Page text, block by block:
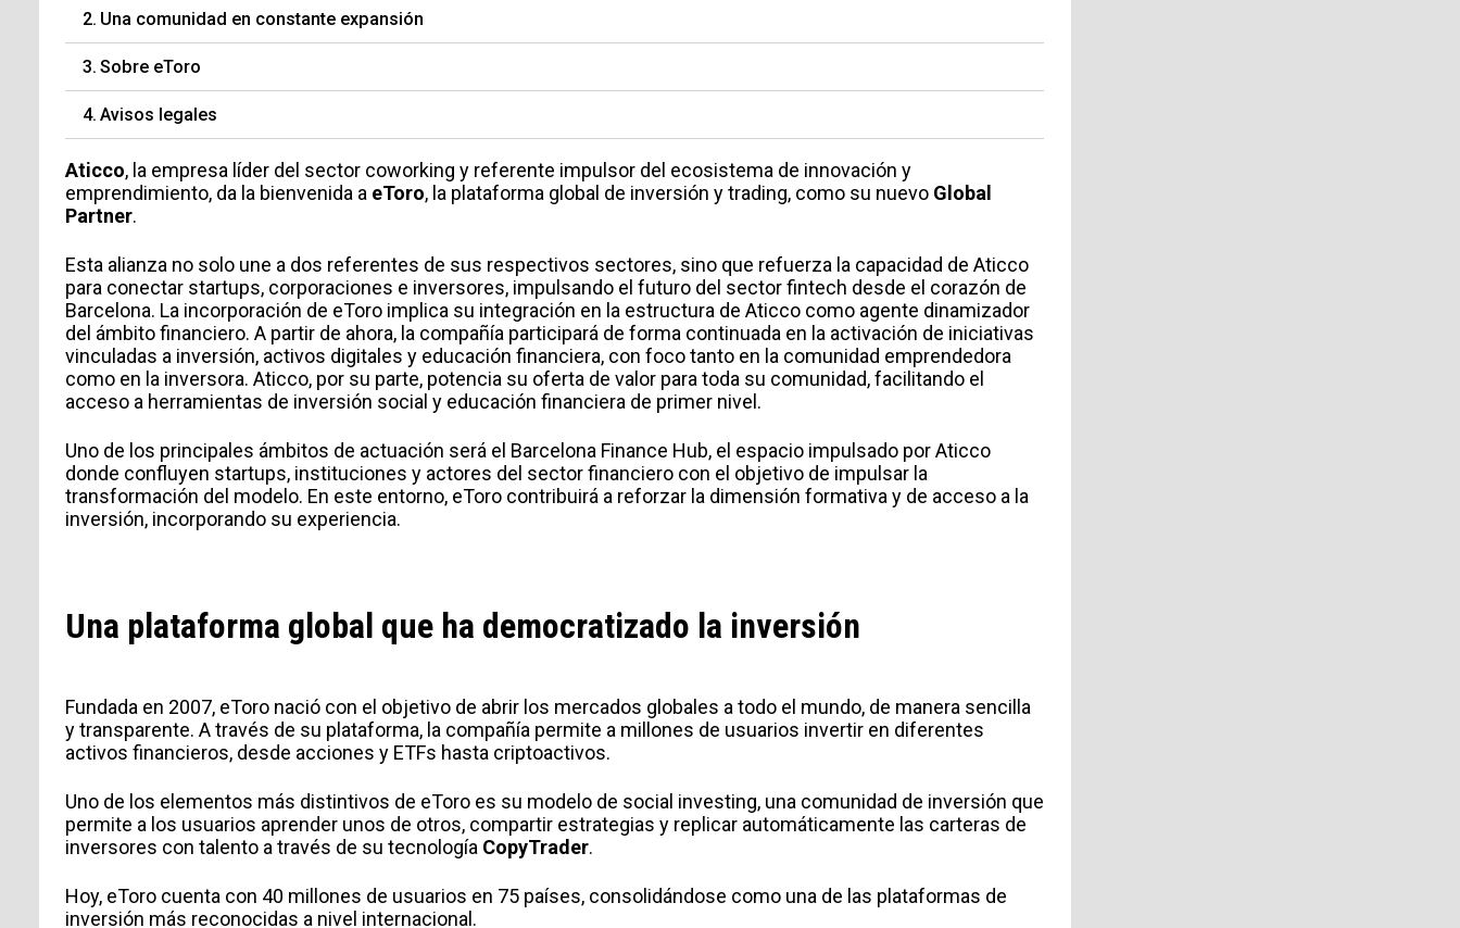
Una comunidad en constante expansión
Sobre eToro
Avisos legales
Aticco, la empresa líder del sector coworking y referente impulsor del ecosistema de innovación y
emprendimiento, da la bienvenida a eToro, la plataforma global de inversión y trading, como su nuevo Global
Partner.
Esta alianza no solo une a dos referentes de sus respectivos sectores, sino que refuerza la capacidad de Aticco
para conectar startups, corporaciones e inversores, impulsando el futuro del sector fintech desde el corazón de
Barcelona. La incorporación de eToro implica su integración en la estructura de Aticco como agente dinamizador
del ámbito financiero. A partir de ahora, la compañía participará de forma continuada en la activación de iniciativas
vinculadas a inversión, activos digitales y educación financiera, con foco tanto en la comunidad emprendedora
como en la inversora. Aticco, por su parte, potencia su oferta de valor para toda su comunidad, facilitando el
acceso a herramientas de inversión social y educación financiera de primer nivel.
Uno de los principales ámbitos de actuación será el Barcelona Finance Hub, el espacio impulsado por Aticco
donde confluyen startups, instituciones y actores del sector financiero con el objetivo de impulsar la
transformación del modelo. En este entorno, eToro contribuirá a reforzar la dimensión formativa y de acceso a la
inversión, incorporando su experiencia.
Una plataforma global que ha democratizado la inversión
Fundada en 2007, eToro nació con el objetivo de abrir los mercados globales a todo el mundo, de manera sencilla
y transparente. A través de su plataforma, la compañía permite a millones de usuarios invertir en diferentes
activos financieros, desde acciones y ETFs hasta criptoactivos.
Uno de los elementos más distintivos de eToro es su modelo de social investing, una comunidad de inversión que
permite a los usuarios aprender unos de otros, compartir estrategias y replicar automáticamente las carteras de
inversores con talento a través de su tecnología CopyTrader.
Hoy, eToro cuenta con 40 millones de usuarios en 75 países, consolidándose como una de las plataformas de
inversión más reconocidas a nivel internacional.